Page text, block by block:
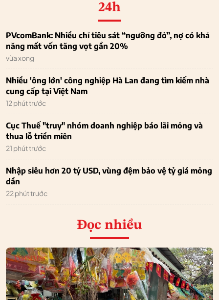
24h
PVcomBank: Nhiều chỉ tiêu sát “ngưỡng đỏ”, nợ có khả
năng mất vốn tăng vọt gần 20%
vừa xong
Nhiều 'ông lớn' công nghiệp Hà Lan đang tìm kiếm nhà
cung cấp tại Việt Nam
12 phút trước
Cục Thuế "truy" nhóm doanh nghiệp báo lãi mỏng và
thua lỗ triền miên
21 phút trước
Nhập siêu hơn 20 tỷ USD, vùng đệm bảo vệ tỷ giá mỏng
dần
22 phút trước
Đọc nhiều